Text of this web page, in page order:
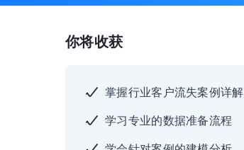
你将收获
掌握行业客户流失案例详解
学习专业的数据准备流程